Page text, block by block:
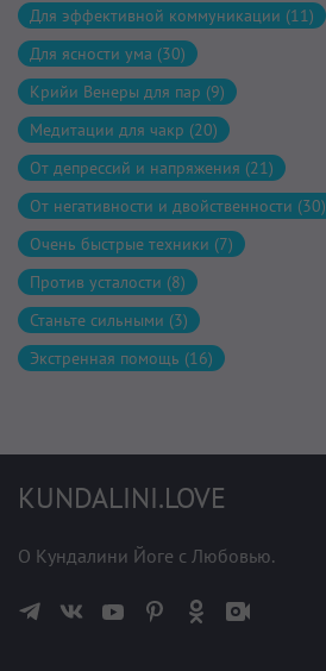
Для эффективной коммуникации (11)
Для ясности ума (30)
Крийи Венеры для пар (9)
Медитации для чакр (20)
От депрессий и напряжения (21)
От негативности и двойственности (30)
Очень быстрые техники (7)
Против усталости (8)
Станьте сильными (3)
Экстренная помощь (16)
KUNDALINI.LOVE
О Кундалини Йоге с Любовью.